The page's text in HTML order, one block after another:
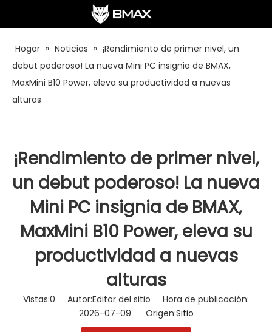
Hogar » Noticias » ¡Rendimiento de primer nivel, un
debut poderoso! La nueva Mini PC insignia de BMAX,
MaxMini B10 Power, eleva su productividad a nuevas
alturas
¡Rendimiento de primer nivel,
un debut poderoso! La nueva
Mini PC insignia de BMAX,
MaxMini B10 Power, eleva su
productividad a nuevas
alturas
Vistas:0 Autor:Editor del sitio Hora de publicación:
2026-07-09 Origen:Sitio